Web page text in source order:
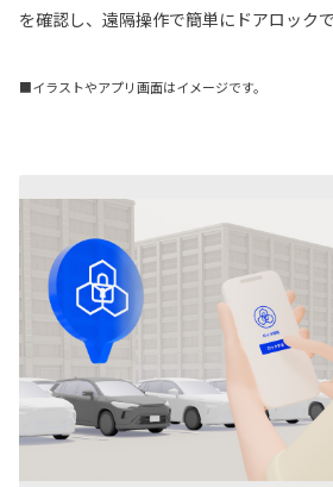
を確認し、遠隔操作で簡単にドアロックで
■イラストやアプリ画面はイメージです。